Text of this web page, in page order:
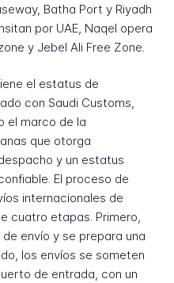
Batha Port y Riyadh
por UAE, Naqel opera
y Jebel Ali Free Zone.
el estatus de
con Saudi Customs,
el marco de la
que otorga
y un estatus
El proceso de
internacionales de
cuatro etapas. Primero,
envío y se prepara una
los envíos se someten
de entrada, con un